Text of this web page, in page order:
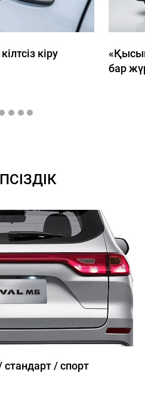
Haval
Kokshetau
кіру
бар
стандарт / спорт